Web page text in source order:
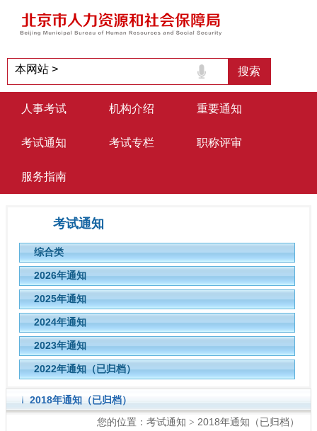
人事考试 机构介绍 重要通知
考试通知 考试专栏 职称评审
服务指南
考试通知
综合类
2026年通知
2025年通知
2024年通知
2023年通知
2022年通知（已归档）
2018年通知（已归档）
您的位置： 考试通知 > 2018年通知（已归档）